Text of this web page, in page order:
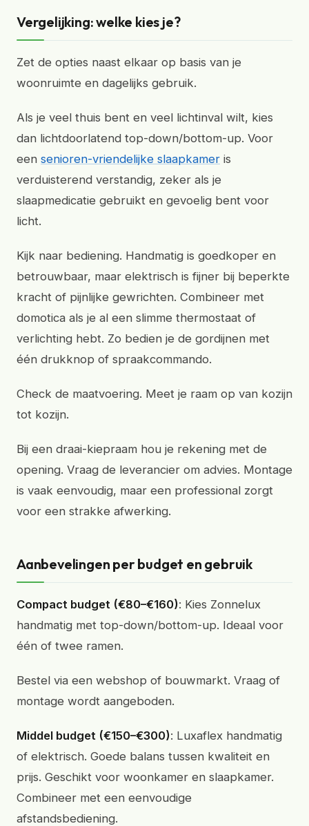
Vergelijking: welke kies je?
Zet de opties naast elkaar op basis van je
woonruimte en dagelijks gebruik.
Als je veel thuis bent en veel lichtinval wilt, kies
dan lichtdoorlatend top-down/bottom-up. Voor
een senioren-vriendelijke slaapkamer is
verduisterend verstandig, zeker als je
slaapmedicatie gebruikt en gevoelig bent voor
licht.
Kijk naar bediening. Handmatig is goedkoper en
betrouwbaar, maar elektrisch is fijner bij beperkte
kracht of pijnlijke gewrichten. Combineer met
domotica als je al een slimme thermostaat of
verlichting hebt. Zo bedien je de gordijnen met
één drukknop of spraakcommando.
Check de maatvoering. Meet je raam op van kozijn
tot kozijn.
Bij een draai-kiepraam hou je rekening met de
opening. Vraag de leverancier om advies. Montage
is vaak eenvoudig, maar een professional zorgt
voor een strakke afwerking.
Aanbevelingen per budget en gebruik
Compact budget (€80–€160): Kies Zonnelux
handmatig met top-down/bottom-up. Ideaal voor
één of twee ramen.
Bestel via een webshop of bouwmarkt. Vraag of
montage wordt aangeboden.
Middel budget (€150–€300): Luxaflex handmatig
of elektrisch. Goede balans tussen kwaliteit en
prijs. Geschikt voor woonkamer en slaapkamer.
Combineer met een eenvoudige
afstandsbediening.